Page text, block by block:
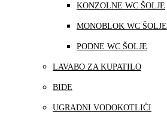
KONZOLNE WC ŠOLJE
MONOBLOK WC ŠOLJE
PODNE WC ŠOLJE
LAVABO ZA KUPATILO
BIDE
UGRADNI VODOKOTLIĆI